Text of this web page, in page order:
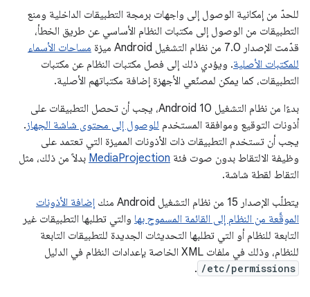
للحدّ من إمكانية الوصول إلى واجهات برمجة التطبيقات الداخلية ومنع
التطبيقات من الوصول إلى مكتبات النظام الأساسي عن طريق الخطأ،
قدّمت الإصدار 7.0 من نظام التشغيل Android ميزة
مساحات الأسماء
للمكتبات الأصلية. ويؤدي ذلك إلى فصل مكتبات النظام عن مكتبات
التطبيقات، كما يمكن لمصنّعي الأجهزة إضافة مكتباتهم الأصلية.
بدءًا من نظام التشغيل Android 10، يجب أن تحصل التطبيقات على
أذونات التوقيع وموافقة المستخدم للوصول إلى محتوى شاشة الجهاز.
يجب أن تستخدم التطبيقات ذات الأذونات المميزة التي تعتمد على
وظيفة الالتقاط بدون صوت فئة MediaProjection بدلاً من ذلك، مثل
التقاط لقطة شاشة.
يتطلّب الإصدار 15 من نظام التشغيل Android منك
إضافة الأذونات
الموقَّعة من النظام إلى القائمة المسموح بها والتي تطلبها التطبيقات غير
التابعة للنظام أو التي تطلبها التحديثات الجديدة للتطبيقات التابعة
للنظام، وذلك في ملفات XML الخاصة بإعدادات النظام في الدليل
/etc/permissions
.